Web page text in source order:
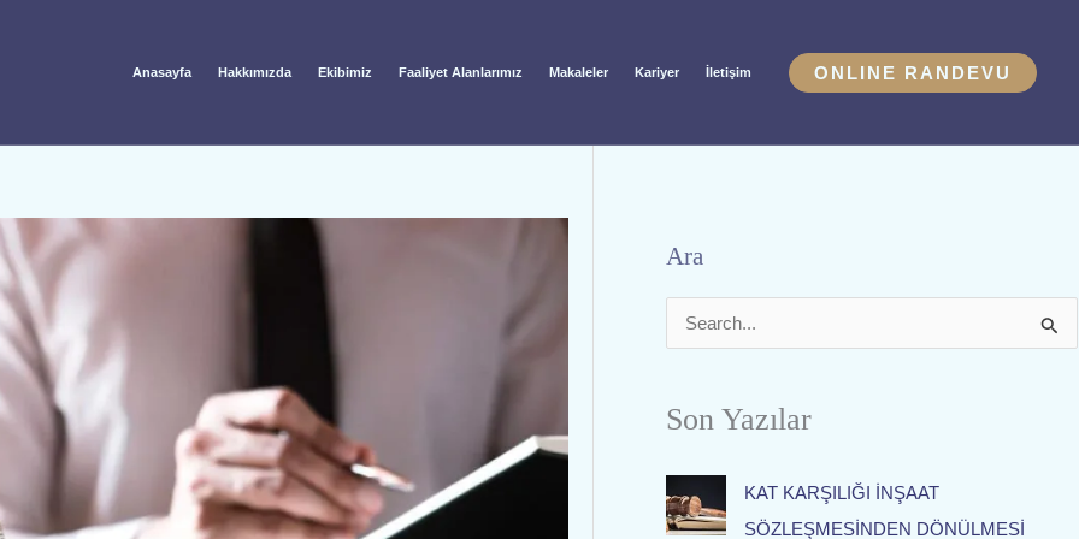
Anasayfa Hakkımızda Ekibimiz Faaliyet Alanlarımız Makaleler Kariyer İletişim ONLINE RANDEVU
Ara
c
h
Son Yazılar
KAT KARŞILIĞI İNŞAAT
SÖZLEŞMESİNDEN DÖNÜLMESİ